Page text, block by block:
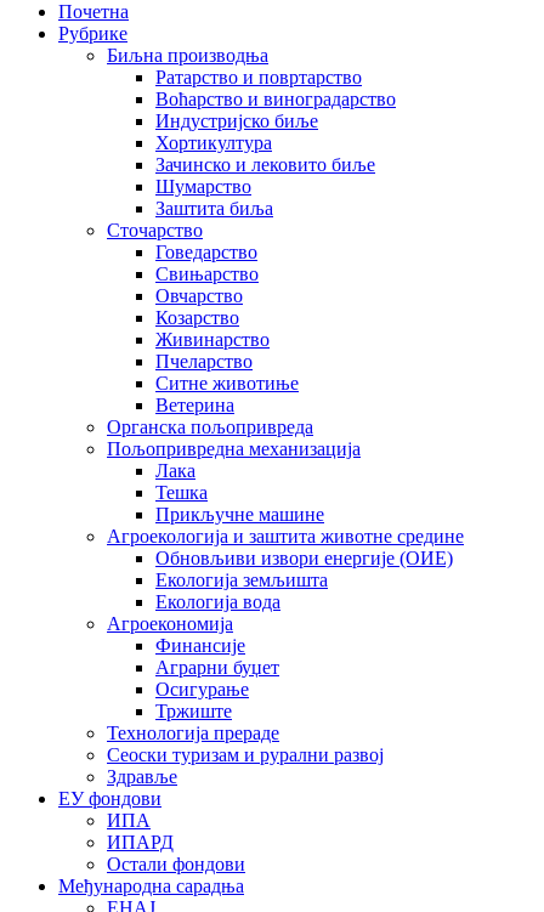
Почетна
Рубрике
Биљна производња
Ратарство и повртарство
Воћарство и виноградарство
Индустријско биље
Хортикултура
Зачинско и лековито биље
Шумарство
Заштита биља
Сточарство
Говедарство
Свињарство
Овчарство
Козарство
Живинарство
Пчеларство
Ситне животиње
Ветерина
Органска пољопривреда
Пољопривредна механизација
Лака
Тешка
Прикључне машине
Агроекологија и заштита животне средине
Обновљиви извори енергије (ОИЕ)
Екологија земљишта
Екологија вода
Агроекономија
Финансије
Аграрни буџет
Осигурање
Тржиште
Технологија прераде
Сеоски туризам и рурални развој
Здравље
ЕУ фондови
ИПА
ИПАРД
Остали фондови
Међународна сарадња
ЕНАЈ